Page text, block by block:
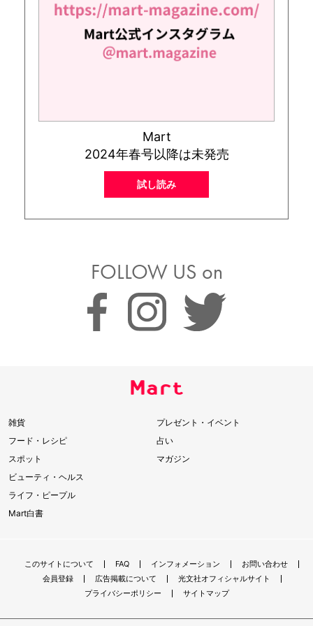
Mart
2024年春号以降は未発売
試し読み
FOLLOW US on
雑貨
フード・レシピ
スポット
ビューティ・ヘルス
ライフ・ピープル
Mart白書
プレゼント・イベント
占い
マガジン
このサイトについて FAQ インフォメーション
お問い合わせ
会員登録
広告掲載について
光文社オフィシャルサイト
プライバシーポリシー
サイトマップ